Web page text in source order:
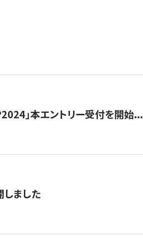
」本エントリー受付を開始...
しました